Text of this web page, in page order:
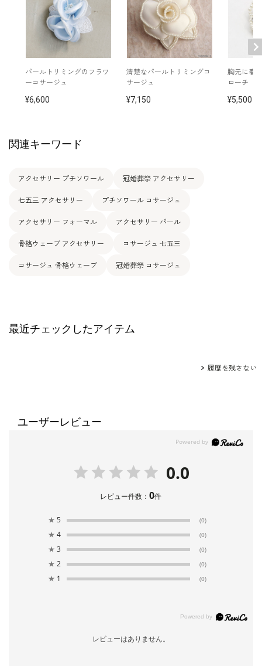
パールトリミングのフラワ
ーコサージュ
6,600
清楚なパールトリミングコ
サージュ
7,150
胸元に春
ローチ
5,500
関連キーワード
アクセサリー プチソワール 冠婚葬祭 アクセサリー
七五三 アクセサリー プチソワール コサージュ
アクセサリー フォーマル アクセサリー パール
骨格ウェーブ アクセサリー コサージュ 七五三
コサージュ 骨格ウェーブ 冠婚葬祭 コサージュ
最近チェックしたアイテム
履歴を残さない
ユーザーレビュー
0.0
レビュー件数：0件
★ 5 (0)
★ 4 (0)
★ 3 (0)
★ 2 (0)
★ 1 (0)
レビューはありません。